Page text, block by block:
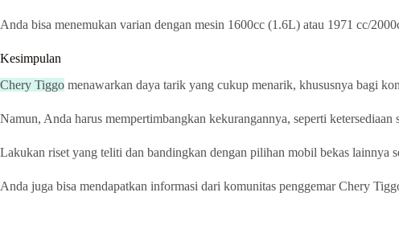
Anda bisa menemukan varian dengan mesin 1600cc (1.6L) atau 1971 cc/
Kesimpulan
Chery Tiggo menawarkan daya tarik yang cukup menarik, khususnya bagi
Namun, Anda harus mempertimbangkan kekurangannya, seperti
Lakukan riset yang teliti dan bandingkan dengan pilihan mobil bekas lainnya
Anda juga bisa mendapatkan informasi dari komunitas penggemar Chery